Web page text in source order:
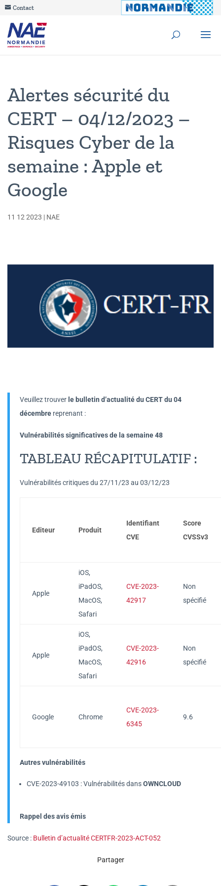
Contact
Alertes sécurité du
CERT – 04/12/2023 –
Risques Cyber de la
semaine : Apple et
Google
11 12 2023 | NAE
Veuillez trouver le bulletin d’actualité du CERT du 04
décembre reprenant :
Vulnérabilités significatives de la semaine 48
TABLEAU RÉCAPITULATIF :
Vulnérabilités critiques du 27/11/23 au 03/12/23
Editeur Produit
Identifiant
CVE
Score
CVSSv3
Apple
iOS,
iPadOS,
MacOS,
Safari
CVE-2023-
42917
Non
spécifié
Apple
iOS,
iPadOS,
MacOS,
Safari
CVE-2023-
42916
Non
spécifié
Google Chrome
CVE-2023-
6345
9.6
Autres vulnérabilités
CVE-2023-49103 : Vulnérabilités dansOWNCLOUD
Rappel des avis émis
Source : Bulletin d’actualité CERTFR-2023-ACT-052
Partager